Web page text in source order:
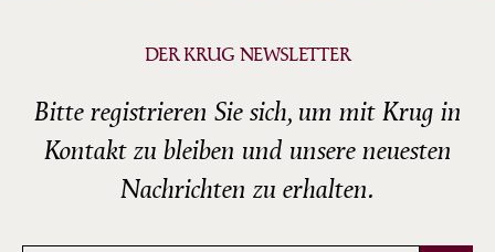
DER KRUG NEWSLETTER
Bitte registrieren Sie sich, um mit Krug in
Kontakt zu bleiben und unsere neuesten
Nachrichten zu erhalten.